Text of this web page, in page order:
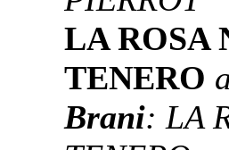
LA ROSA
TENERO
Brani: LA